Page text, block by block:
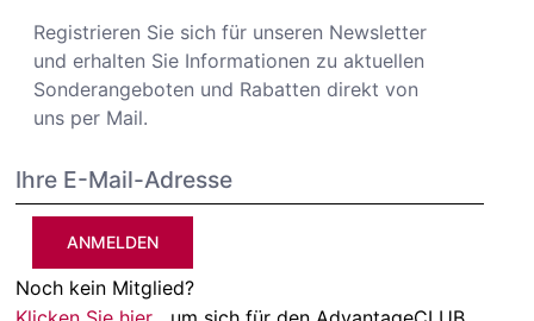
Registrieren Sie sich für unseren Newsletter
und erhalten Sie Informationen zu aktuellen
Sonderangeboten und Rabatten direkt von
uns per Mail.
ANMELDEN
Noch kein Mitglied?